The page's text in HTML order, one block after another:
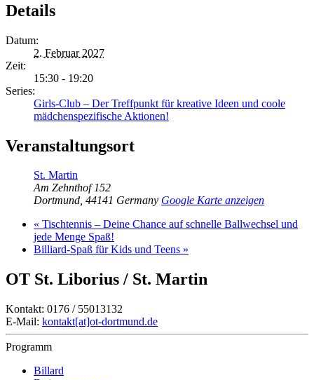
Details
Datum:
2. Februar 2027
Zeit:
15:30 - 19:20
Series:
Girls-Club – Der Treffpunkt für kreative Ideen und coole
mädchenspezifische Aktionen!
Veranstaltungsort
St. Martin
Am Zehnthof 152
Dortmund, 44141 Germany Google Karte anzeigen
« Tischtennis – Deine Chance auf schnelle Ballwechsel und
jede Menge Spaß!
Billiard-Spaß für Kids und Teens »
OT St. Liborius / St. Martin
Kontakt: 0176 / 55013132
E-Mail: kontakt[at]ot-dortmund.de
Programm
Billard